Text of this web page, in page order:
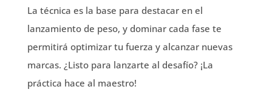
La técnica es la base para destacar en el
lanzamiento de peso, y dominar cada fase te
permitirá optimizar tu fuerza y alcanzar nuevas
marcas. ¿Listo para lanzarte al desafío? ¡La
práctica hace al maestro!